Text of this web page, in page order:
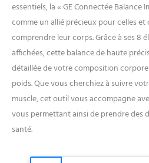
essentiels, la « GE Connectée Balance
comme un allié précieux pour celles
comprendre leur corps. Grâce à ses 8
affichées, cette balance de haute
détaillée de votre composition
poids. Que vous cherchiez à suivre
muscle, cet outil vous accompagne
vous permettant ainsi de prendre des
santé.